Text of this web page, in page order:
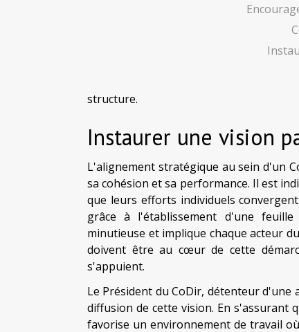
structure.
Instaurer une vision
L'alignement stratégique au sein d'un
sa cohésion et sa performance. Il est
que leurs efforts individuels
grâce à l'établissement d'une
minutieuse et implique chaque acteur
doivent être au cœur de cette
s'appuient.
Le Président du CoDir, détenteur
diffusion de cette vision. En s'assurant
favorise un environnement de travail